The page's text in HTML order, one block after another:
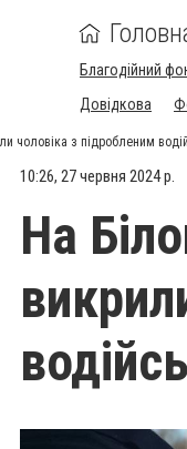
Благодійний
Довідкова
чоловіка з підробленим
10:26, 27 червня 2024 р.
На